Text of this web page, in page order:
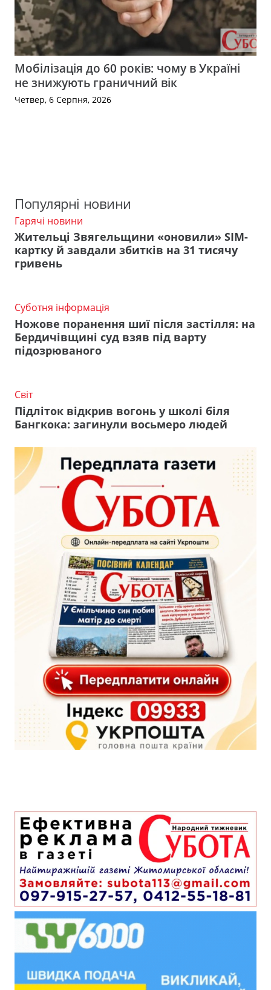
Мобілізація до 60 років: чому в Україні
не знижують граничний вік
Четвер, 6 Серпня, 2026
Популярні новини
Гарячі новини
Жительці Звягельщини «оновили» SIM-
картку й завдали збитків на 31 тисячу
гривень
Суботня інформація
Ножове поранення шиї після застілля: на
Бердичівщині суд взяв під варту
підозрюваного
Світ
Підліток відкрив вогонь у школі біля
Бангкока: загинули восьмеро людей